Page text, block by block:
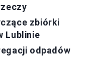
zbiórki
Lublinie
odpadów